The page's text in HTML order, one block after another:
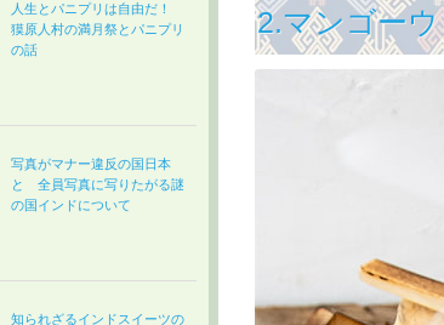
2.マンゴー
人生とパニプリは自由だ！
獏原人村の満月祭とパニプリ
の話
写真がマナー違反の国日本
と 全員写真に写りたがる謎
の国インドについて
知られざるインドスイーツの